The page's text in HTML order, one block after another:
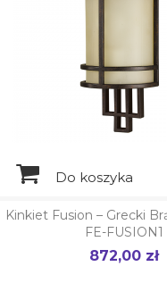
Do koszyka
Kinkiet Fusion – Grecki
FE-FUSION1
Cena
872,00 zł